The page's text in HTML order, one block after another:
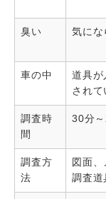
臭い 気にな
車の中
道具が
されて
調査時
間
30分
調査方
法
図面、
調査道